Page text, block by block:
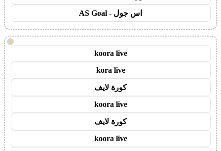
اس جول - AS Goal
!
koora live
kora live
كورة لايف
koora live
كورة لايف
koora live